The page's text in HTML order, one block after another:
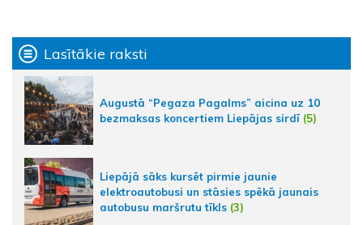
Lasītākie raksti
Augustā “Pegaza Pagalms” aicina uz 10
bezmaksas koncertiem Liepājas sirdī (5)
Liepājā sāks kursēt pirmie jaunie
elektroautobusi un stāsies spēkā jaunais
autobusu maršrutu tīkls (3)